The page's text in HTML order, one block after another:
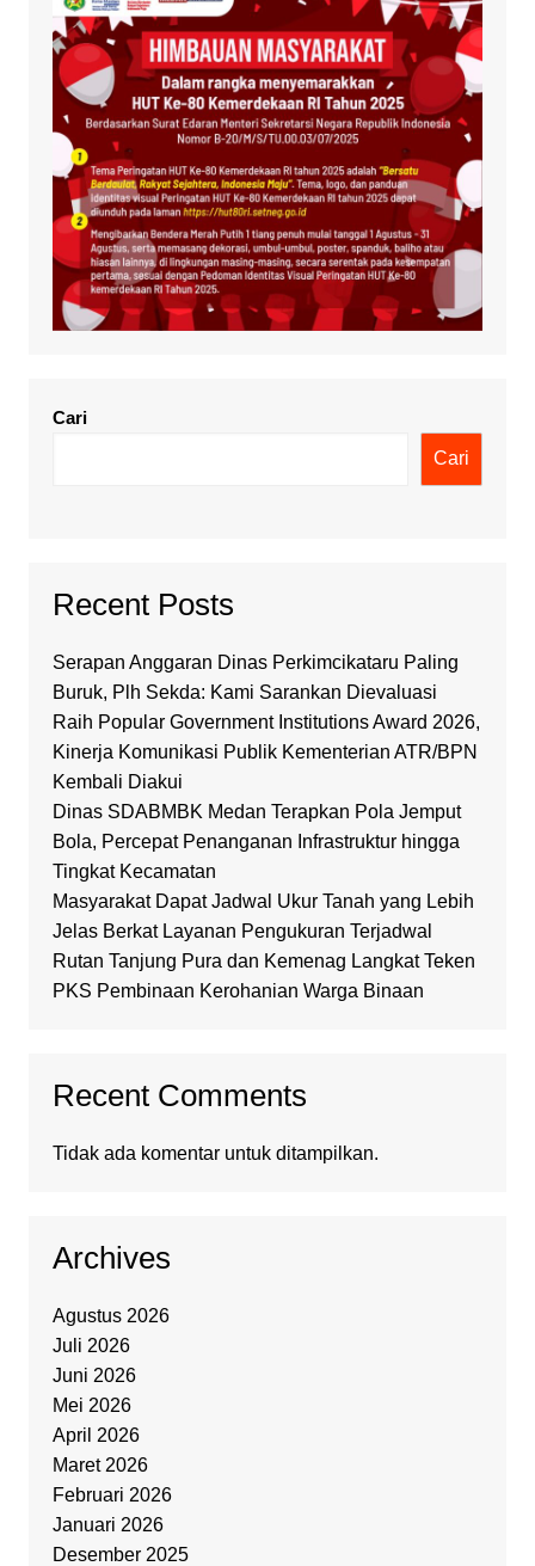
Cari
Cari
Recent Posts
Serapan Anggaran Dinas Perkimcikataru Paling
Buruk, Plh Sekda: Kami Sarankan Dievaluasi
Raih Popular Government Institutions Award 2026,
Kinerja Komunikasi Publik Kementerian ATR/BPN
Kembali Diakui
Dinas SDABMBK Medan Terapkan Pola Jemput
Bola, Percepat Penanganan Infrastruktur hingga
Tingkat Kecamatan
Masyarakat Dapat Jadwal Ukur Tanah yang Lebih
Jelas Berkat Layanan Pengukuran Terjadwal
Rutan Tanjung Pura dan Kemenag Langkat Teken
PKS Pembinaan Kerohanian Warga Binaan
Recent Comments
Tidak ada komentar untuk ditampilkan.
Archives
Agustus 2026
Juli 2026
Juni 2026
Mei 2026
April 2026
Maret 2026
Februari 2026
Januari 2026
Desember 2025